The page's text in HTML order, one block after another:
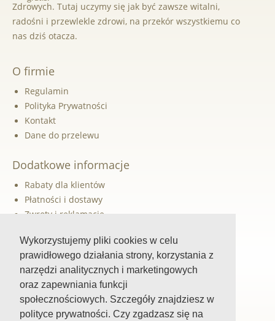
Wykorzystujemy pliki cookies w celu
prawidłowego działania strony, korzystania z
narzędzi analitycznych i marketingowych
oraz zapewniania funkcji
społecznościowych. Szczegóły znajdziesz w
polityce prywatności. Czy zgadzasz się na
Zdrowych. Tutaj uczymy się jak być zawsze witalni,
radośni i przewlekle zdrowi, na przekór wszystkiemu co
nas dziś otacza.
O firmie
Regulamin
Polityka Prywatności
Kontakt
Dane do przelewu
Dodatkowe informacje
Rabaty dla klientów
Płatności i dostawy
Zwroty i reklamacje
Szybka pomoc
Śledź nas
Facebook